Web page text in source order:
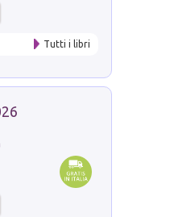
Tutti i libri